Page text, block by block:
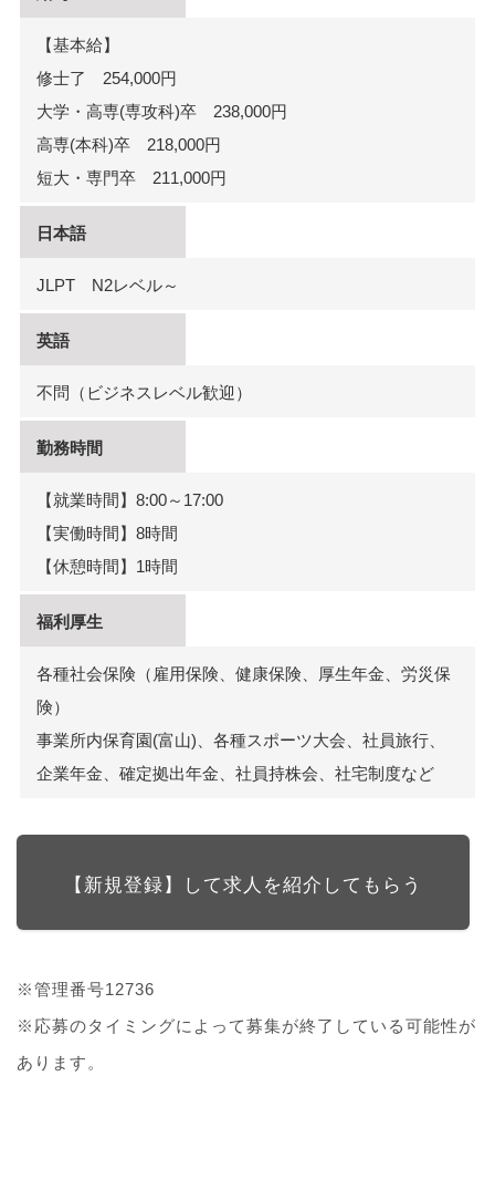
【基本給】
修士了 254,000円
大学・高専(専攻科)卒 238,000円
高専(本科)卒 218,000円
短大・専門卒 211,000円
日本語
JLPT N2レベル～
英語
不問（ビジネスレベル歓迎）
勤務時間
【就業時間】8:00～17:00
【実働時間】8時間
【休憩時間】1時間
福利厚生
各種社会保険（雇用保険、健康保険、厚生年金、労災保
険）
事業所内保育園(富山)、各種スポーツ大会、社員旅行、
企業年金、確定拠出年金、社員持株会、社宅制度など
【新規登録】して求人を紹介してもらう
※管理番号12736
※応募のタイミングによって募集が終了している可能性が
あります。